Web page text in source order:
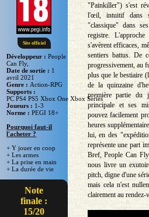
Site officiel
Développeur :People
Can Fly,
Date de sortie : 1
avril 2021
Genre : Action-RPG
Supports :
PC PS4 PS5 Xbox One Xbox Series
Joueurs : 1-3
Norme :PEGI 18+
Pourquoi faut-il
l'acheter ?
+ Y jouer en coop
+ Les armes
+ La prise en main
+ La durée de vie
Note
finale :
15/20
"Painkiller") s'est
l'œil, intuitif dans
"classique" dans
registre.
s'avèrent efficaces,
sentiers battus. De
progressivement, au
plus que le bestiaire
de la quinzaine
première partie du
principale et ses
pouvez facilement
heures
lui, en des
représente une part
Bref, People Can
nous livre un
pitch, digne d'une
mais cela n'est
clairement au rendez-